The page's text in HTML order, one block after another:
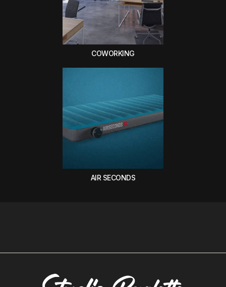
COWORKING
AIR SECONDS